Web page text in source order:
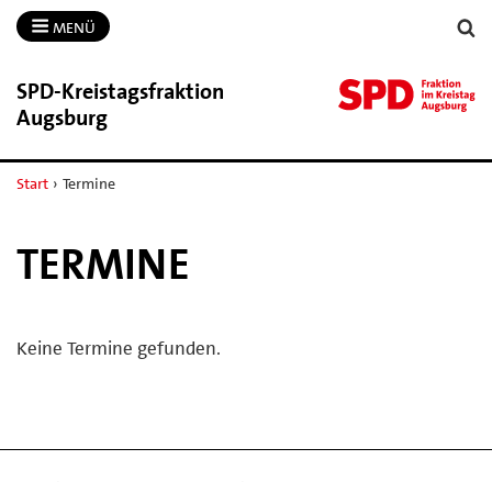
MENÜ
SPD-​Kreistagsfraktion
Augsburg
Start › Termine
TERMINE
Keine Termine gefunden.